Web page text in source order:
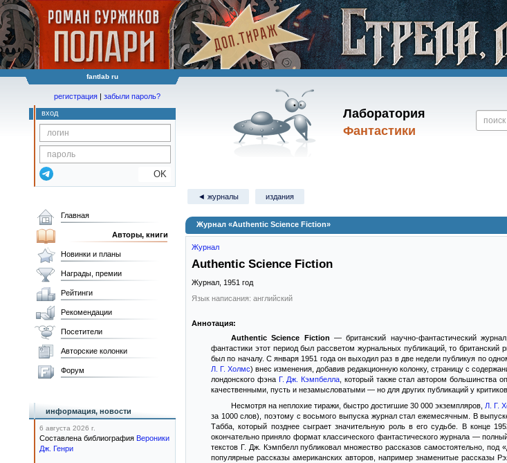
fantlab ru
Лаборатория
Фантастики
регистрация | забыли пароль?
вход
OK
◄ журналы издания
Журнал «Authentic Science Fiction»
Журнал
Authentic Science Fiction
Журнал, 1951 год
Язык написания: английский
Аннотация:
Authentic Science Fiction — британский научно-фантастический
фантастики этот период был рассветом журнальных публикаций, то
был по началу. С января 1951 года он выходил раз в две недели публикуя по
Л. Г. Холмс) внес изменения, добавив редакционную колонку, страницу с
лондонского фэна Г. Дж. Кэмпбелла , который также стал автором большинства
качественными, пусть и незамысловатыми — но для других публикаций у
Несмотря на неплохие тиражи, быстро достигшие 30 000 экземпляров, Л. Г.
за 1000 слов), поэтому с восьмого выпуска журнал стал ежемесячным. В
Табба, который позднее сыграет значительную роль в его судьбе. В конце
окончательно приняло формат классического фантастического журнала —
текстов Г. Дж. Кэмпбелл публиковал множество рассказов самостоятельно,
популярные рассказы американских авторов, например знаменитые рассказы
Главная
Авторы, книги
Новинки и планы
Награды, премии
Рейтинги
Рекомендации
Посетители
Авторские колонки
Форум
информация, новости
6 августа 2026 г.
Составлена библиография Вероники
Дж. Генри